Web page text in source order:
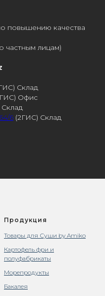
повышению качества
частным лицам)
Склад
Офис
6 (2ГИС) Склад
Продукция
Товары для Суши by Amiko
Картофель фри и
полуфабрикаты
Морепродукты
Бакалея